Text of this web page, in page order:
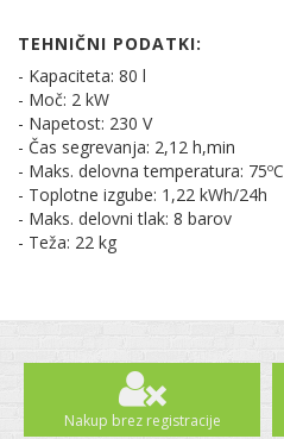
TEHNIČNI PODATKI:
- Kapaciteta: 80 l
- Moč: 2 kW
- Napetost: 230 V
- Čas segrevanja: 2,12 h,min
- Maks. delovna temperatura: 75ºC
- Toplotne izgube: 1,22 kWh/24h
- Maks. delovni tlak: 8 barov
- Teža: 22 kg
Nakup brez registracije